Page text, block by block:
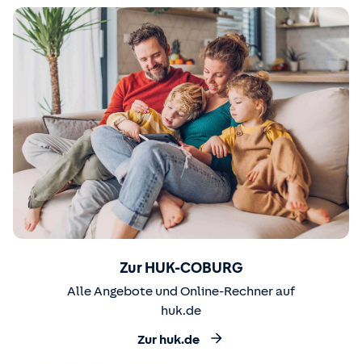
Zur HUK-COBURG
Alle Angebote und Online-Rechner auf
huk.de
Zur huk.de